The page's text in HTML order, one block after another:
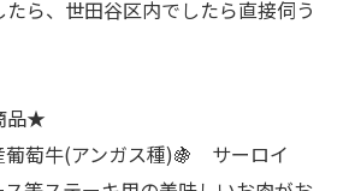
ら、世田谷区内でしたら直接伺う
品★
葡萄牛(アンガス種)🍇 サーロイ